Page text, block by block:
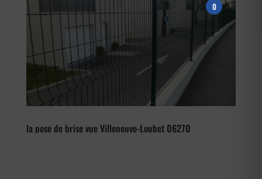
la pose de brise vue Villeneuve-Loubet 06270
0